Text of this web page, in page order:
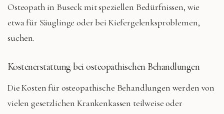
Osteopath in Buseck mit speziellen Bedürfnissen, wie
etwa für Säuglinge oder bei Kiefergelenksproblemen,
suchen.
Kostenerstattung bei osteopathischen Behandlungen
Die Kosten für osteopathische Behandlungen werden von
vielen gesetzlichen Krankenkassen teilweise oder